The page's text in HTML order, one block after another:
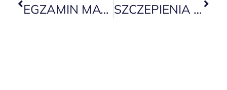
EGZAMIN MATURALNY- SESJA POPRAWKOWA SZCZEPIENIA PRZECIW COVID-19 DLA MŁODZIEŻY